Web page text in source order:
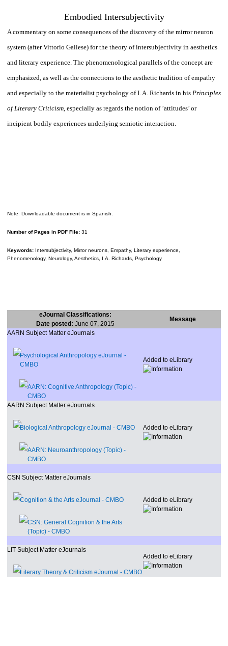
Embodied Intersubjectivity
A commentary on some consequences of the discovery of the mirror neuron
system (after Vittorio Gallese) for the theory of intersubjectivity in aesthetics
and literary experience. The phenomenological parallels of the concept are
emphasized, as well as the connections to the aesthetic tradition of empathy
and especially to the materialist psychology of I. A. Richards in his Principles
of Literary Criticism, especially as regards the notion of ’attitudes’ or
incipient bodily experiences underlying semiotic interaction.
Note: Downloadable document is in Spanish.
Number of Pages in PDF File: 31
Keywords: Intersubjectivity, Mirror neurons, Empathy, Literary experience,
Phenomenology, Neurology, Aesthetics, I.A. Richards, Psychology
eJournal Classifications:
Date posted: June 07, 2015
Message
AARN Subject Matter eJournals
Psychological Anthropology eJournal -
CMBO
AARN: Cognitive Anthropology (Topic) -
CMBO
Added to eLibrary
AARN Subject Matter eJournals
Biological Anthropology eJournal - CMBO
AARN: Neuroanthropology (Topic) -
CMBO
Added to eLibrary
CSN Subject Matter eJournals
Cognition & the Arts eJournal - CMBO
CSN: General Cognition & the Arts
(Topic) - CMBO
Added to eLibrary
LIT Subject Matter eJournals
Literary Theory & Criticism eJournal - CMBO
Added to eLibrary